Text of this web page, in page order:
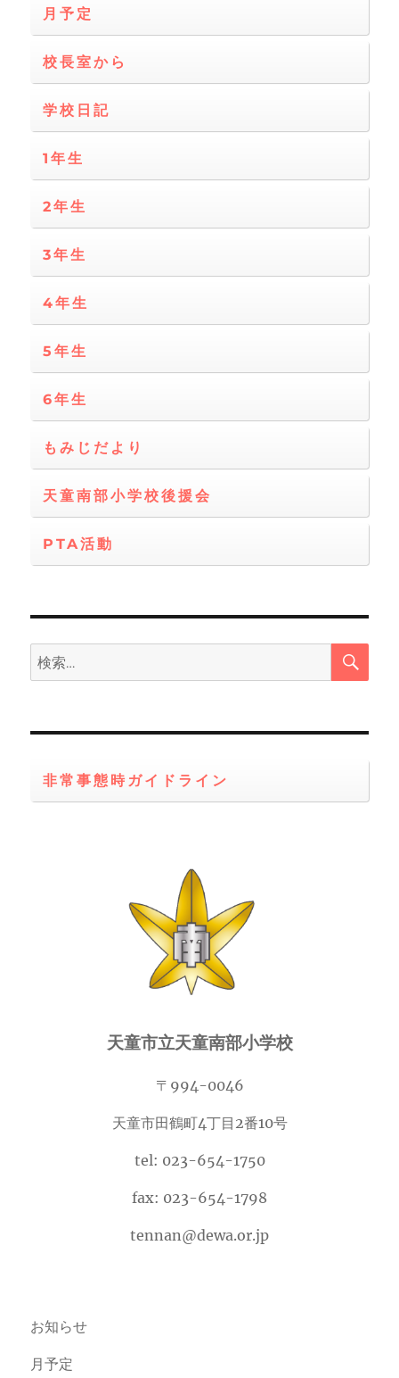
月予定
校長室から
学校日記
1年生
2年生
3年生
4年生
5年生
6年生
もみじだより
天童南部小学校後援会
PTA活動
検
索:
検
非常事態時ガイドライン
天童市立天童南部小学校
〒994-0046
天童市田鶴町4丁目2番10号
tel: 023-654-1750
fax: 023-654-1798
tennan@dewa.or.jp
お知らせ
月予定